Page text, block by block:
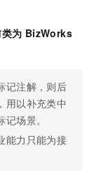
为 BizWorks
记注解，则后
用以补充类中
场景。
能力只能为接